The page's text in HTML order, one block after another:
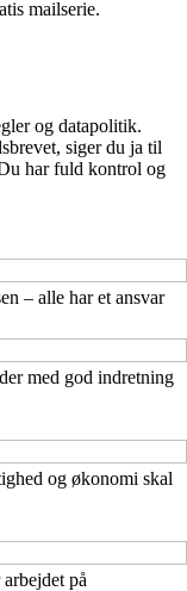
mailserie.
og datapolitik.
siger du ja til
har fuld kontrol og
– alle har et ansvar
med god indretning
og økonomi skal
på